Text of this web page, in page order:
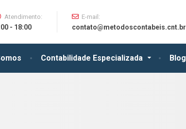
Contabilidade Especializada Blog
Atendimento:
- 18:00
E-mail:
contato@metodoscontabeis.cnt.br